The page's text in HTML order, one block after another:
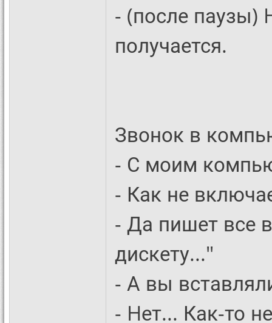
- (после паузы)
получается.
Звонок в
- С моим
- Как не
- Да пишет все
дискету..."
- А вы
- Hет... Как-то